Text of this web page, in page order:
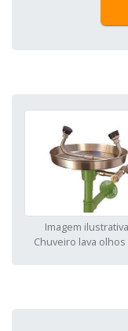
Imagem
Chuveiro lava